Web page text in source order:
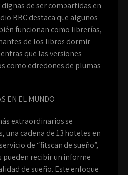
dignas de ser compartidas en
BBC destaca que algunos
funcionan como librerías,
de los libros dormir
que las versiones
como edredones de plumas
EN EL MUNDO
extraordinarios se
una cadena de 13 hoteles en
de “fitscan de sueño”,
pueden recibir un informe
de sueño. Este enfoque